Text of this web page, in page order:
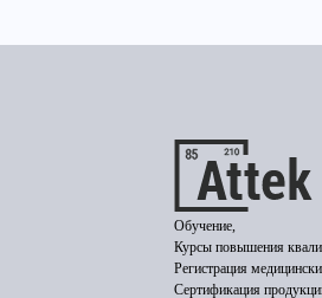
Обучение,
Курсы повышения
Регистрация
Сертификация